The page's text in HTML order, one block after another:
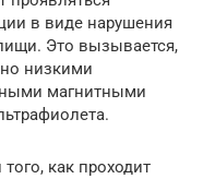
в виде нарушения
Это вызывается,
низкими
магнитными
как проходит